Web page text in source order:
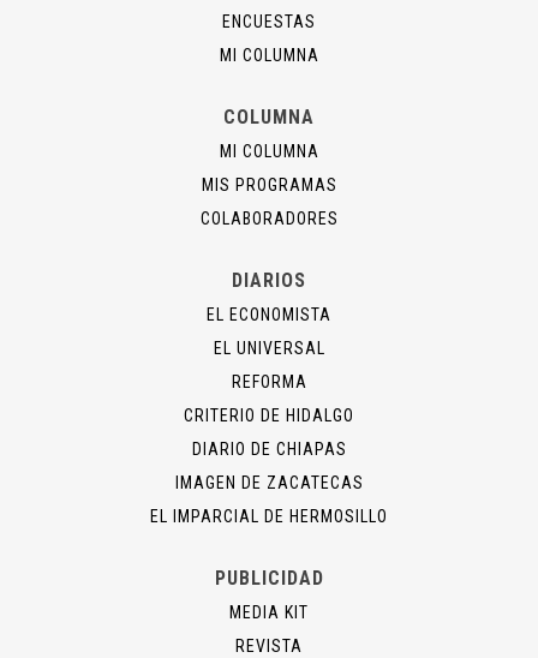
ENCUESTAS
MI COLUMNA
COLUMNA
MI COLUMNA
MIS PROGRAMAS
COLABORADORES
DIARIOS
EL ECONOMISTA
EL UNIVERSAL
REFORMA
CRITERIO DE HIDALGO
DIARIO DE CHIAPAS
IMAGEN DE ZACATECAS
EL IMPARCIAL DE HERMOSILLO
PUBLICIDAD
MEDIA KIT
REVISTA